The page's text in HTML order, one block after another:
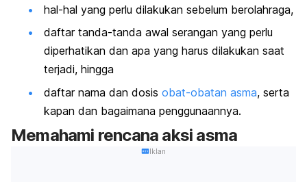
hal-hal yang perlu dilakukan sebelum berolahraga,
daftar tanda-tanda awal serangan yang perlu
diperhatikan dan apa yang harus dilakukan saat
terjadi, hingga
daftar nama dan dosis obat-obatan asma, serta
kapan dan bagaimana penggunaannya.
Memahami rencana aksi asma
Iklan